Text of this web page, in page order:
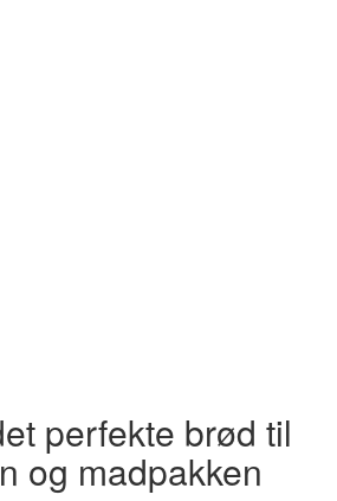
perfekte brød til
og madpakken